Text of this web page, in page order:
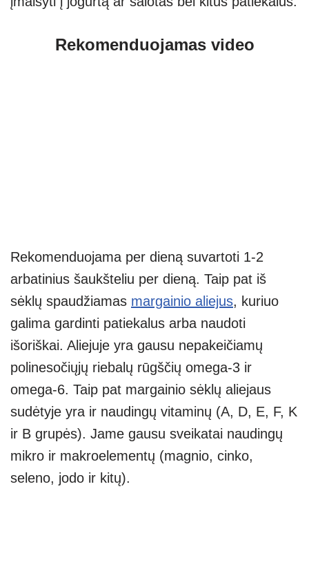
Rekomenduojamas video
Rekomenduojama per dieną suvartoti 1-2
arbatinius šaukšteliu per dieną. Taip pat iš
sėklų spaudžiamas margainio aliejus, kuriuo
galima gardinti patiekalus arba naudoti
išoriškai. Aliejuje yra gausu nepakeičiamų
polinesočiųjų riebalų rūgščių omega-3 ir
omega-6. Taip pat margainio sėklų aliejaus
sudėtyje yra ir naudingų vitaminų (A, D, E, F, K
ir B grupės). Jame gausu sveikatai naudingų
mikro ir makroelementų (magnio, cinko,
seleno, jodo ir kitų).